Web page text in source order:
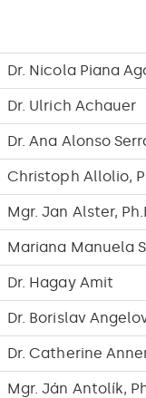
Dr. Nicola Piana
Dr. Ulrich Achauer
Dr. Ana Alonso
Christoph Allolio,
Mgr. Jan Alster,
Mariana Manuela
Dr. Hagay Amit
Dr. Borislav
Dr. Catherine
Mgr. Ján Antolík,